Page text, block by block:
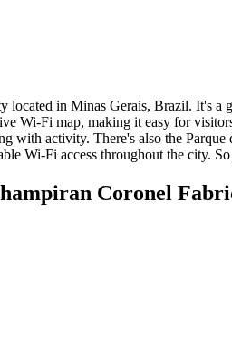
located in Minas Gerais, Brazil. It's
Wi-Fi map, making it easy for
with activity. There's also the
Wi-Fi access throughout the city.
Coronel